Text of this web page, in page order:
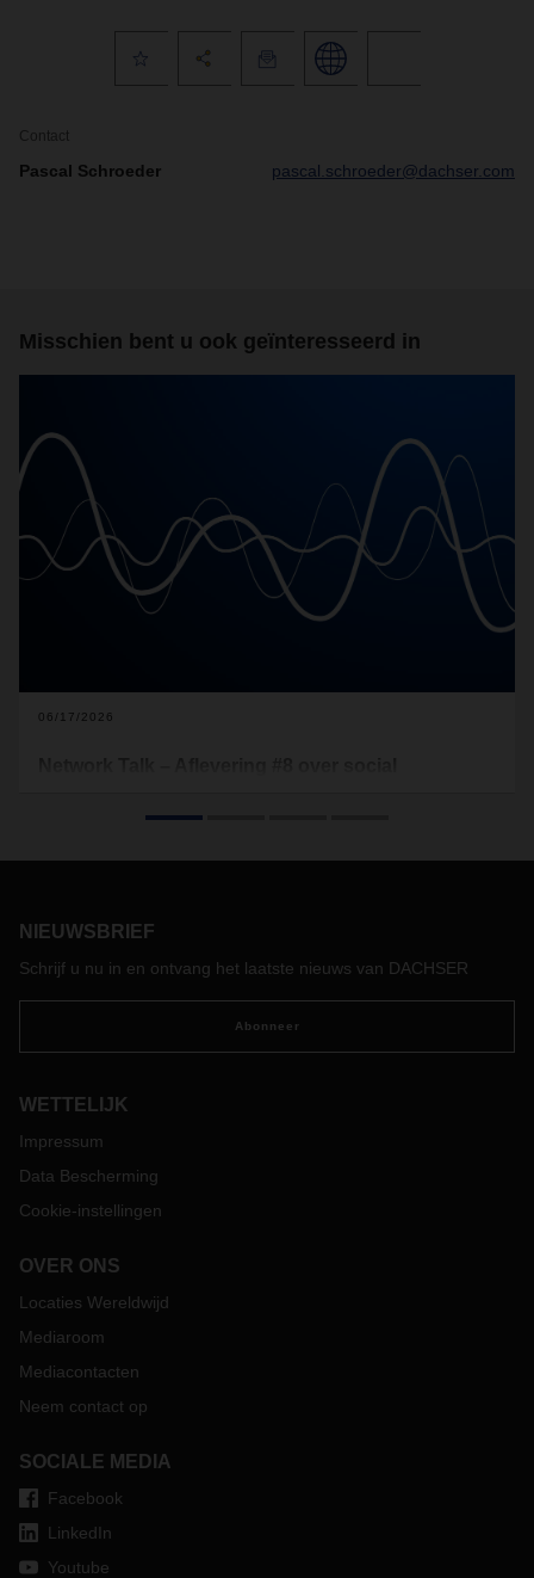
Contact
Pascal Schroeder pascal.schroeder@dachser.com
Misschien bent u ook geïnteresseerd in
06/17/2026
project Trash4Cash
In de achtste aflevering van de DACHSER-podcast Network
Citizen+-portfolio van DACHSER staat een bijzonder project
rond sociaal ondernemerschap en de mensen daarachter
Manager bij DACHSER, die het project bezocht in het kader
NIEUWSBRIEF
Schrijf u nu in en ontvang het laatste nieuws van DACHSER
Abonneer
WETTELIJK
Impressum
Data Bescherming
Cookie-instellingen
OVER ONS
Locaties Wereldwijd
Mediaroom
Mediacontacten
Neem contact op
SOCIALE MEDIA
Facebook
LinkedIn
Youtube